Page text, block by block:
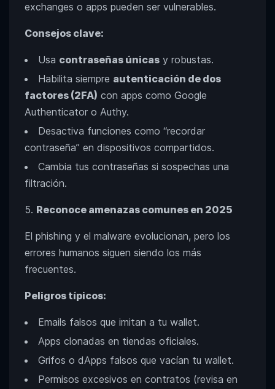
exchanges o apps pueden ser vulnerables.
Consejos clave:
Usa contraseñas únicas y robustas.
Habilita siempre autenticación de dos
factores (2FA) con apps como Google
Authenticator o Authy.
Desactiva funciones como “recordar
contraseña” en dispositivos compartidos.
Cambia tus contraseñas si sospechas una
filtración.
Reconoce amenazas comunes en 2025
El phishing y el malware evolucionan, pero los
errores humanos siguen siendo los más
frecuentes.
Peligros típicos:
Emails falsos que imitan a tu wallet.
Apps clonadas en tiendas oficiales.
Grifos o dApps falsos que vacían tu wallet.
Permisos excesivos en contratos (revisa en